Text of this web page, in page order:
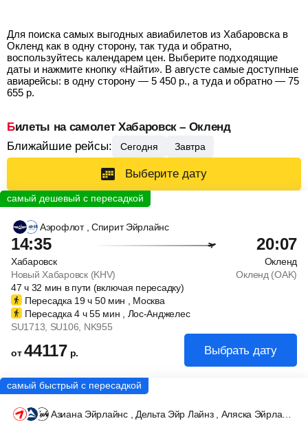
Для поиска самых выгодных авиабилетов из Хабаровска в
Окленд как в одну сторону, так туда и обратно,
воспользуйтесь календарем цен. Выберите подходящие
даты и нажмите кнопку «Найти». В августе самые доступные
авиарейсы: в одну сторону — 5 450 р., а туда и обратно — 75
655 р.
Билеты на самолет Хабаровск – Окленд
Ближайшие рейсы:
Сегодня Завтра
Выберите дату
Аэрофлот , Спирит Эйрлайнс
14:35 20:07
Хабаровск
Окленд
Новый Хабаровск (KHV)
Окленд (OAK)
47ч32 мин в пути (включая пересадку)
Пересадка 19ч 50 мин , Москва
Пересадка 4 ч55 мин , Лос-Анджелес
SU1713 , SU106 , NK955
от44117 р. Выбрать дату
Азиана Эйрлайнс , Дельта Эйр Лайнз , Аляска Эйрлайнс